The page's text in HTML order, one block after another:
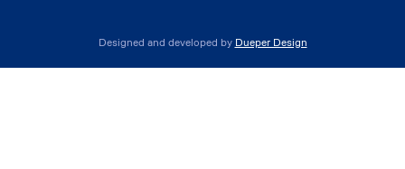
Designed and developed by Dueper Design